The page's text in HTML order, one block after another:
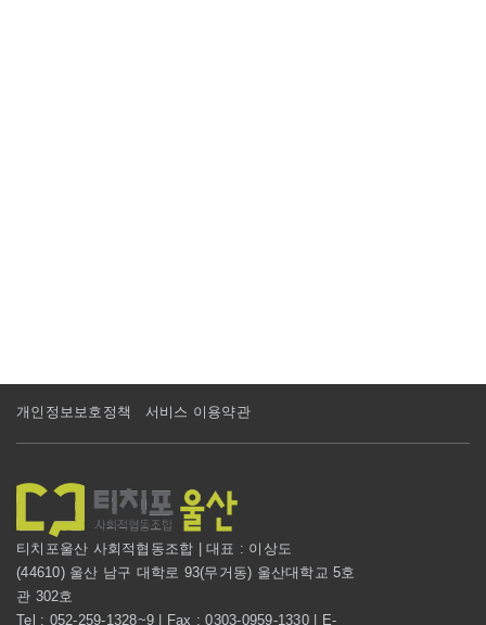
개인정보보호정책 서비스 이용약관
티치포울산 사회적협동조합 | 대표 : 이상도
(44610) 울산 남구 대학로 93(무거동) 울산대학교 5호
관 302호
Tel : 052-259-1328~9 | Fax : 0303-0959-1330 | E-